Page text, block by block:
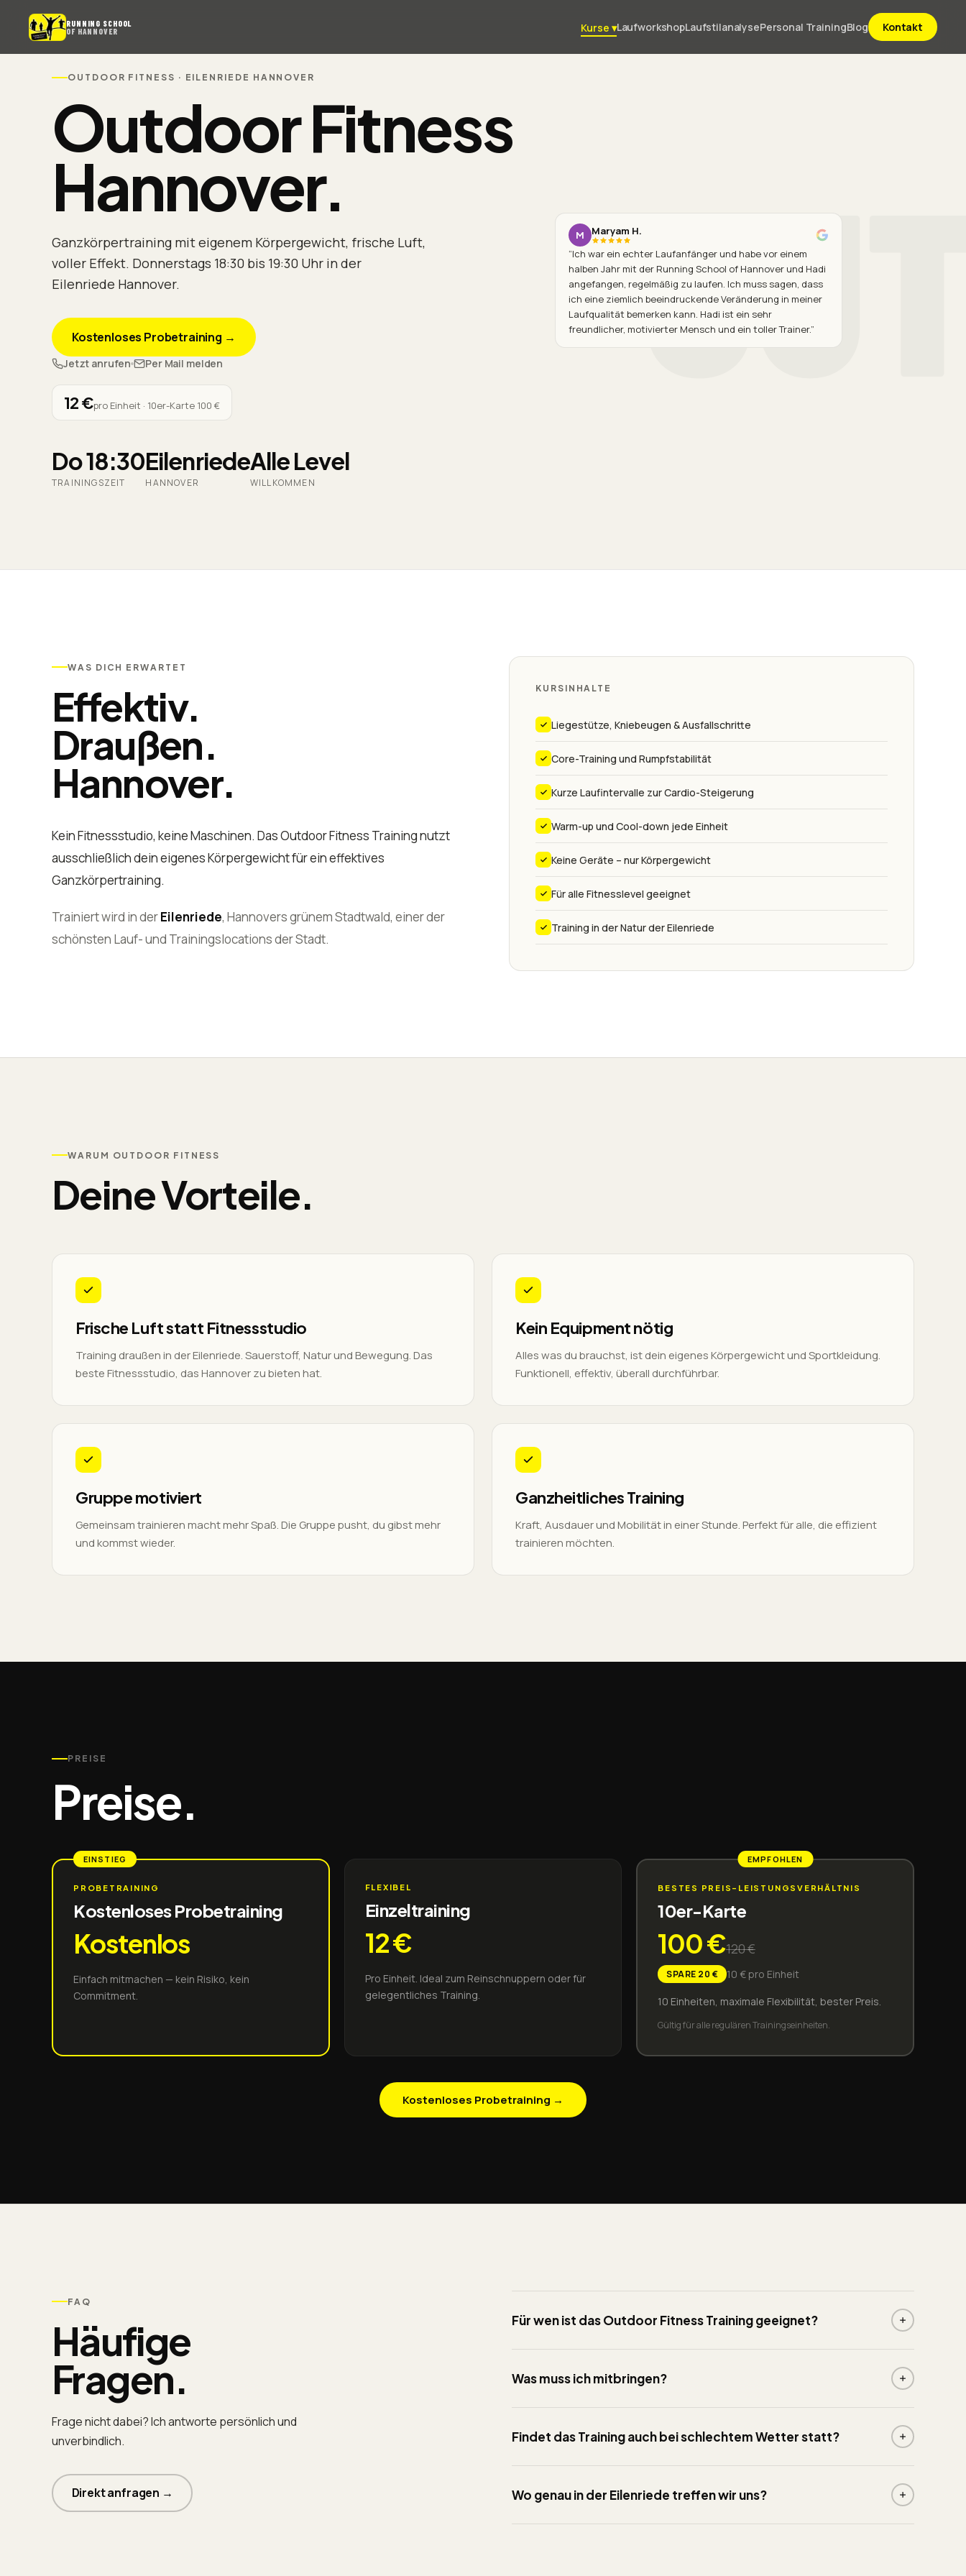
RUNNING SCHOOL
OF HANNOVER
Kurse ▾LaufworkshopLaufstilanalysePersonal TrainingBlog Kontakt
OUTDOOR FITNESS · EILENRIEDE HANNOVER
Outdoor Fitness
Hannover.
Ganzkörpertraining mit eigenem Körpergewicht, frische Luft,
voller Effekt. Donnerstags 18:30 bis 19:30 Uhr in der
Eilenriede Hannover.
Kostenloses Probetraining →
Jetzt anrufen Per Mail melden
12 €pro Einheit · 10er-Karte 100 €
Do 18:30
TRAININGSZEIT
Eilenriede
HANNOVER
Alle Level
WILLKOMMEN
M
Maryam H.
“Ich war ein echter Laufanfänger und habe vor einem
halben Jahr mit der Running School of Hannover und Hadi
angefangen, regelmäßig zu laufen. Ich muss sagen, dass
ich eine ziemlich beeindruckende Veränderung in meiner
Laufqualität bemerken kann. Hadi ist ein sehr
freundlicher, motivierter Mensch und ein toller Trainer.”
WAS DICH ERWARTET
Effektiv.
Draußen.
Hannover.
Kein Fitnessstudio, keine Maschinen. Das Outdoor Fitness Training nutzt
ausschließlich dein eigenes Körpergewicht für ein effektives
Ganzkörpertraining.
Trainiert wird in derEilenriede, Hannovers grünem Stadtwald, einer der
schönsten Lauf- und Trainingslocations der Stadt.
KURSINHALTE
Liegestütze, Kniebeugen & Ausfallschritte
Core-Training und Rumpfstabilität
Kurze Laufintervalle zur Cardio-Steigerung
Warm-up und Cool-down jede Einheit
Keine Geräte – nur Körpergewicht
Für alle Fitnesslevel geeignet
Training in der Natur der Eilenriede
WARUM OUTDOOR FITNESS
Deine Vorteile.
Frische Luft statt Fitnessstudio
Training draußen in der Eilenriede. Sauerstoff, Natur und Bewegung. Das
beste Fitnessstudio, das Hannover zu bieten hat.
Kein Equipment nötig
Alles was du brauchst, ist dein eigenes Körpergewicht und Sportkleidung.
Funktionell, effektiv, überall durchführbar.
Gruppe motiviert
Gemeinsam trainieren macht mehr Spaß. Die Gruppe pusht, du gibst mehr
und kommst wieder.
Ganzheitliches Training
Kraft, Ausdauer und Mobilität in einer Stunde. Perfekt für alle, die effizient
trainieren möchten.
PREISE
Preise.
EINSTIEG
PROBETRAINING
Kostenloses Probetraining
Kostenlos
Einfach mitmachen — kein Risiko, kein
Commitment.
FLEXIBEL
Einzeltraining
12€
Pro Einheit. Ideal zum Reinschnuppern oder für
gelegentliches Training.
EMPFOHLEN
BESTES PREIS-LEISTUNGSVERHÄLTNIS
10er-Karte
100€120€
SPARE 20 € 10 € pro Einheit
10 Einheiten, maximale Flexibilität, bester Preis.
Gültig für alle regulären Trainingseinheiten.
Kostenloses Probetraining →
FAQ
Häufige
Fragen.
Frage nicht dabei? Ich antworte persönlich und
unverbindlich.
Direkt anfragen →
Für wen ist das Outdoor Fitness Training geeignet?
Was muss ich mitbringen?
Findet das Training auch bei schlechtem Wetter statt?
Wo genau in der Eilenriede treffen wir uns?